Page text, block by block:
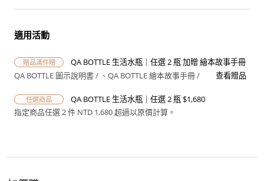
適用活動
贈品滿件贈
QA BOTTLE 生活水瓶｜任選 2 瓶 加贈 繪本故事手冊
QA BOTTLE 圖示說明書 /
QA BOTTLE 繪本故事手冊 / 查看贈品
任選商品
QA BOTTLE 生活水瓶｜任選 2 瓶 $1,680
指定商品任選 2 件 NTD 1,680 超過以原價計算。